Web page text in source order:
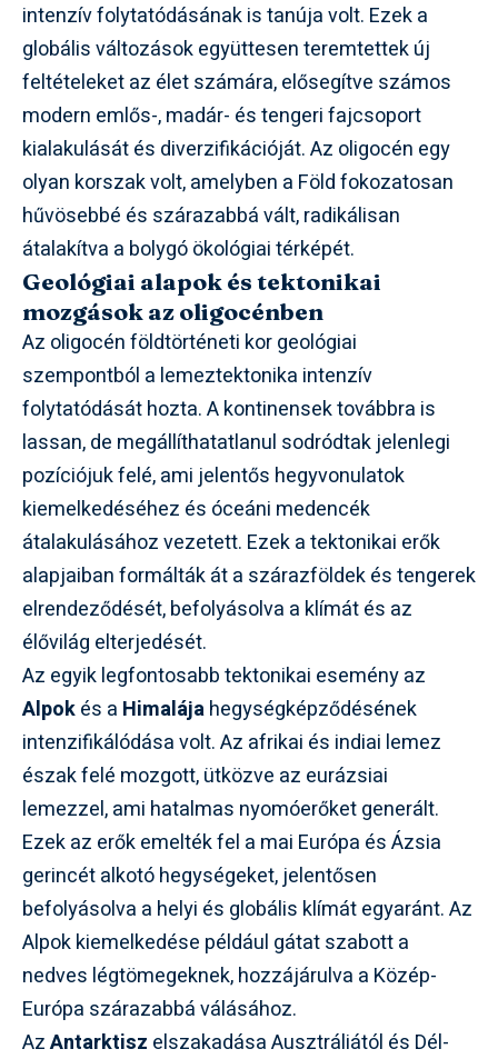
intenzív folytatódásának is tanúja volt. Ezek a
globális változások együttesen teremtettek új
feltételeket az élet számára, elősegítve számos
modern emlős-, madár- és tengeri fajcsoport
kialakulását és diverzifikációját. Az oligocén egy
olyan korszak volt, amelyben a Föld fokozatosan
hűvösebbé és szárazabbá vált, radikálisan
átalakítva a bolygó ökológiai térképét.
Geológiai alapok és tektonikai
mozgások az oligocénben
Az oligocén földtörténeti kor geológiai
szempontból a lemeztektonika intenzív
folytatódását hozta. A kontinensek továbbra is
lassan, de megállíthatatlanul sodródtak jelenlegi
pozíciójuk felé, ami jelentős hegyvonulatok
kiemelkedéséhez és óceáni medencék
átalakulásához vezetett. Ezek a tektonikai erők
alapjaiban formálták át a szárazföldek és tengerek
elrendeződését, befolyásolva a klímát és az
élővilág elterjedését.
Az egyik legfontosabb tektonikai esemény az
Alpokés a Himalájahegységképződésének
intenzifikálódása volt. Az afrikai és indiai lemez
észak felé mozgott, ütközve az eurázsiai
lemezzel, ami hatalmas nyomóerőket generált.
Ezek az erők emelték fel a mai Európa és Ázsia
gerincét alkotó hegységeket, jelentősen
befolyásolva a helyi és globális klímát egyaránt. Az
Alpok kiemelkedése például gátat szabott a
nedves légtömegeknek, hozzájárulva a Közép-
Európa szárazabbá válásához.
AzAntarktisz elszakadása Ausztráliától és Dél-